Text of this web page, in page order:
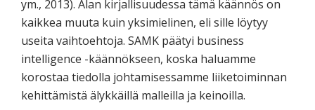
ym., 2013). Alan kirjallisuudessa tämä käännös on
kaikkea muuta kuin yksimielinen, eli sille löytyy
useita vaihtoehtoja. SAMK päätyi business
intelligence -käännökseen, koska haluamme
korostaa tiedolla johtamisessamme liiketoiminnan
kehittämistä älykkäillä malleilla ja keinoilla.